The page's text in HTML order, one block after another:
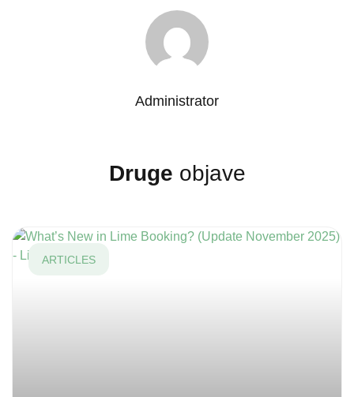
Administrator
Druge objave
ARTICLES